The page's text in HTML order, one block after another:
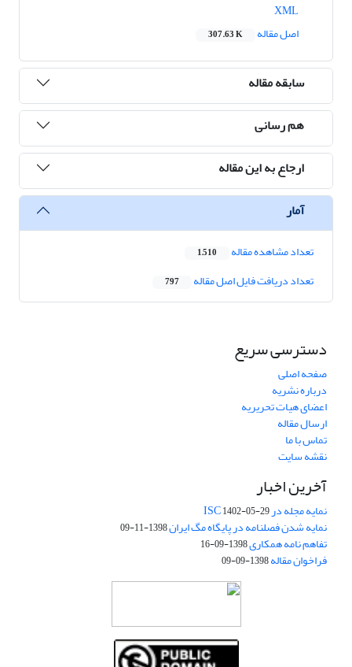
اصل مقاله
307.63 K
سابقه مقاله
هم رسانی
ارجاع به این مقاله
آمار
تعداد مشاهده مقاله 1,510
تعداد دریافت فایل اصل مقاله 797
دسترسی سریع
صفحه اصلی
درباره نشریه
اعضای هیات تحریریه
ارسال مقاله
تماس با ما
نقشه سایت
آخرین اخبار
نمایه مجله در ISC1402-05-29
نمایه شدن فصلنامه در پایگاه مگ ایران1398-11-09
تفاهم نامه همکاری1398-09-16
فراخوان مقاله1398-09-09